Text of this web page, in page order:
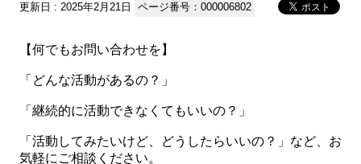
更新日 : 2025年2月21日 ページ番号：000006802
【何でもお問い合わせを】
「どんな活動があるの？」
「継続的に活動できなくてもいいの？」
「活動してみたいけど、どうしたらいいの？」など、お
気軽にご相談ください。